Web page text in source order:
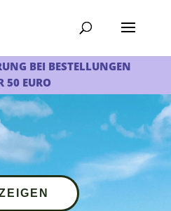
BEI BESTELLUNGEN
50 EURO